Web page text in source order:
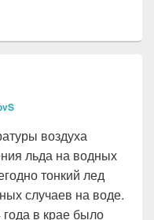
воздуха
льда на водных
тонкий лед
случаев на воде.
года в крае было